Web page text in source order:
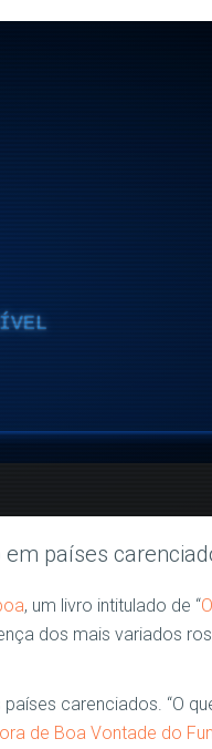
países
, um livro intitulado de “
dos mais variados
carenciados. “O
de Boa Vontade do